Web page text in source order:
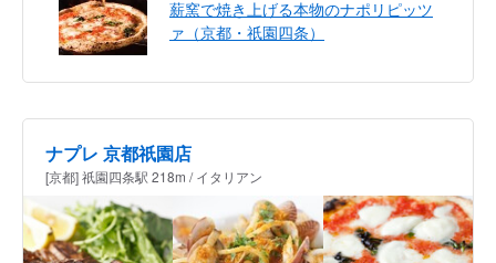
薪窯で焼き上げる本物のナポリピッツ
ァ（京都・祇園四条）
ナプレ 京都祇園店
[京都] 祇園四条駅 218m / イタリアン